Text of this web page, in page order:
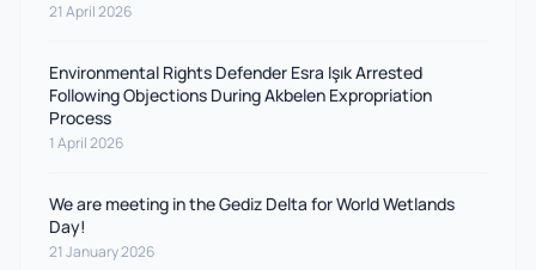
21 April 2026
Environmental Rights Defender Esra Işık Arrested
Following Objections During Akbelen Expropriation
Process
1 April 2026
We are meeting in the Gediz Delta for World Wetlands
Day!
21 January 2026